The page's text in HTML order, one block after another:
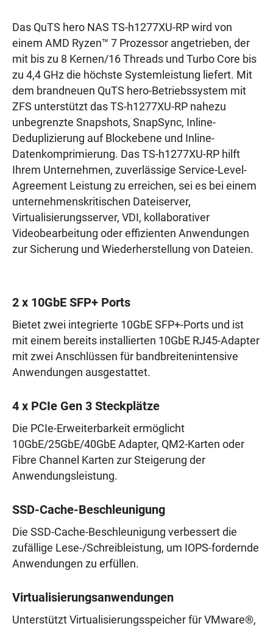
Das QuTS hero NAS TS-h1277XU-RP wird von
einem AMD Ryzen™ 7 Prozessor angetrieben, der
mit bis zu 8 Kernen/16 Threads und Turbo Core bis
zu 4,4 GHz die höchste Systemleistung liefert. Mit
dem brandneuen QuTS hero-Betriebssystem mit
ZFS unterstützt das TS-h1277XU-RP nahezu
unbegrenzte Snapshots, SnapSync, Inline-
Deduplizierung auf Blockebene und Inline-
Datenkomprimierung. Das TS-h1277XU-RP hilft
Ihrem Unternehmen, zuverlässige Service-Level-
Agreement Leistung zu erreichen, sei es bei einem
unternehmenskritischen Dateiserver,
Virtualisierungsserver, VDI, kollaborativer
Videobearbeitung oder effizienten Anwendungen
zur Sicherung und Wiederherstellung von Dateien.
2 x 10GbE SFP+ Ports
Bietet zwei integrierte 10GbE SFP+-Ports und ist
mit einem bereits installierten 10GbE RJ45-Adapter
mit zwei Anschlüssen für bandbreitenintensive
Anwendungen ausgestattet.
4 x PCIe Gen 3 Steckplätze
Die PCIe-Erweiterbarkeit ermöglicht
10GbE/25GbE/40GbE Adapter, QM2-Karten oder
Fibre Channel Karten zur Steigerung der
Anwendungsleistung.
SSD-Cache-Beschleunigung
Die SSD-Cache-Beschleunigung verbessert die
zufällige Lese-/Schreibleistung, um IOPS-fordernde
Anwendungen zu erfüllen.
Virtualisierungsanwendungen
Unterstützt Virtualisierungsspeicher für VMware®,